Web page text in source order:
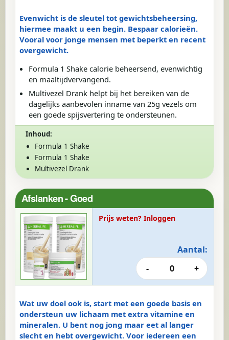
Evenwicht is de sleutel tot gewichtsbeheersing,
hiermee maakt u een begin. Bespaar calorieën.
Vooral voor jonge mensen met beperkt en recent
overgewicht.
Formula 1 Shake calorie beheersend, evenwichtig
en maaltijdvervangend.
Multivezel Drank helpt bij het bereiken van de
dagelijks aanbevolen inname van 25g vezels om
een goede spijsvertering te ondersteunen.
Inhoud:
Formula 1 Shake
Formula 1 Shake
Multivezel Drank
Afslanken - Goed
Wat uw doel ook is, start met een goede basis en
ondersteun uw lichaam met extra vitamine en
mineralen. U bent nog jong maar eet al langer
slecht en hebt overgewicht. Voor iedereen een
Prijs weten? Inloggen
Aantal:
-
0 +